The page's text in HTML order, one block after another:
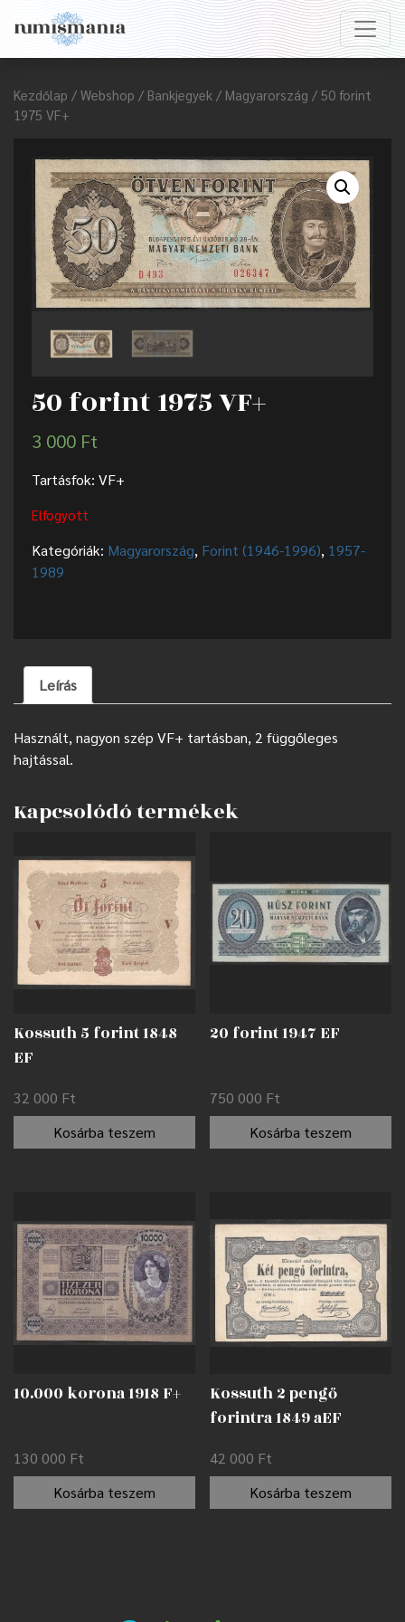
Kezdőlap / Webshop / Bankjegyek / Magyarország / 50 forint
1975 VF+
50 forint 1975 VF+
3 000 Ft
Tartásfok: VF+
Elfogyott
Kategóriák: Magyarország, Forint (1946-1996), 1957-
1989
Leírás
Használt, nagyon szép VF+ tartásban, 2 függőleges
hajtással.
Kapcsolódó termékek
Kossuth 5 forint 1848
EF
32 000 Ft
Kosárba teszem
20 forint 1947 EF
750 000 Ft
Kosárba teszem
10.000 korona 1918 F+
130 000 Ft
Kosárba teszem
Kossuth 2 pengő
forintra 1849 aEF
42 000 Ft
Kosárba teszem